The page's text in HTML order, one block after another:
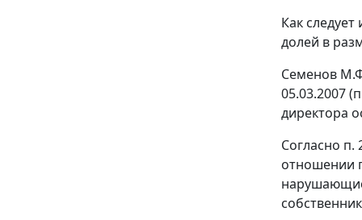
Как
долей в
Семенов
05.03.2007
директора
Согласно п.
отношении